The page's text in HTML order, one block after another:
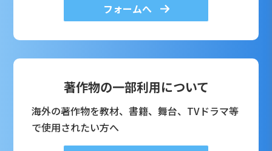
フォームへ
著作物の一部利用について
海外の著作物を教材、書籍、舞台、TVドラマ等
で使用されたい方へ